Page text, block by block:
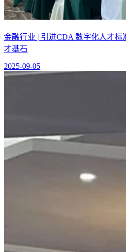
金融行业 | 引进CDA 数字化人才标
才基石
2025-09-05